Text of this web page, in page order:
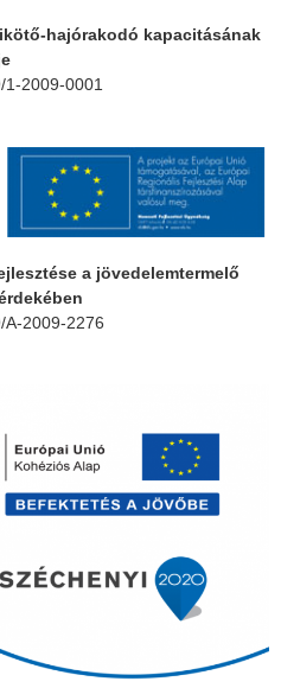
hajórakodó kapacitásának
2009-0001
a jövedelemtermelő
A-2009-2276